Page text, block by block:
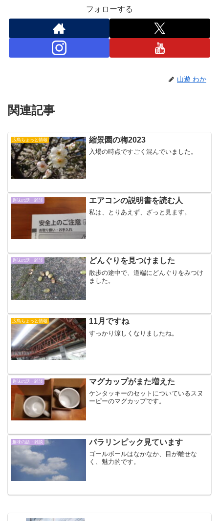
フォローする
山遊 わか
関連記事
広島ちょっと情報 縮景園の梅2023
入場の時点ですごく混んでいました。
趣味の話・雑談 エアコンの説明書を読む人
私は、とりあえず、ざっと見ます。
趣味の話・雑談 どんぐりを見つけました
散歩の途中で、道端にどんぐりをみつけ
ました。
広島ちょっと情報 11月ですね
すっかり涼しくなりましたね。
趣味の話・雑談 マグカップがまた増えた
ケンタッキーのセットについているスヌ
ーピーのマグカップです。
趣味の話・雑談 パラリンピック見ています
ゴールボールはなかなか、目が離せな
く、魅力的です。